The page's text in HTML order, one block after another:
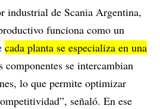
industrial de Scania Argentina,
funciona como un
cada planta se especializa en una
componentes se intercambian
lo que permite optimizar
señaló. En ese